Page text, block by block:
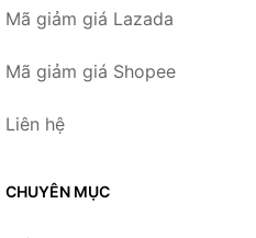
Mã giảm giá Lazada
Mã giảm giá Shopee
Liên hệ
CHUYÊN MỤC